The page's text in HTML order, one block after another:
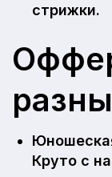
стрижки.
Круто с